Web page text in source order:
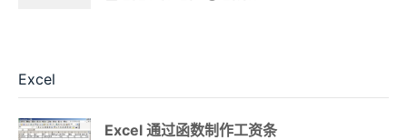
Excel
Excel 通过函数制作工资条